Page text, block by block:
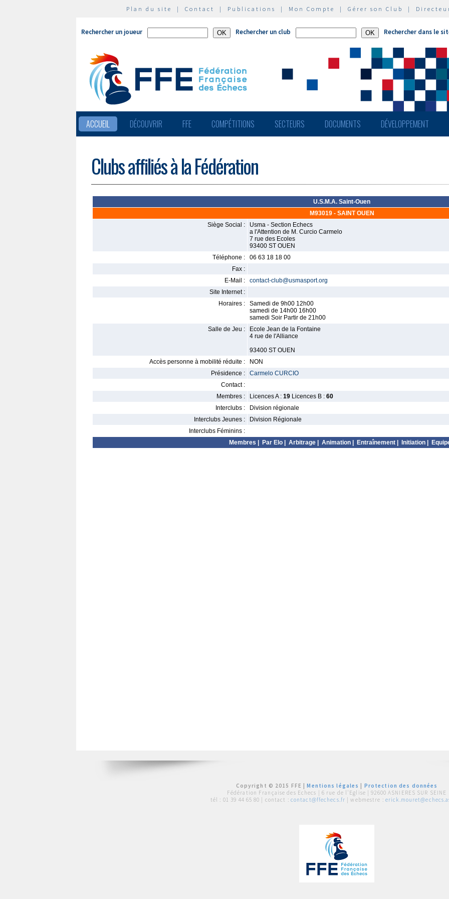
Plan du site | Contact | Publications | Mon Compte | Gérer son Club |
Rechercher un joueur Rechercher un club Rechercher dans le
ACCUEIL DÉCOUVRIR FFE COMPÉTITIONS SECTEURS DOCUMENTS DÉVELOPPEMENT
Clubs affiliés à la Fédération
U.S.M.A. Saint-Ouen
M93019 - SAINT OUEN
Siège Social :
Usma - Section Echecs
a l'Attention de M. Curcio Carmelo
7 rue des Ecoles
93400 ST OUEN
Téléphone :
06 63 18 18 00
Fax :
E-Mail :
contact-club@usmasport.org
Site Internet :
Horaires :
Samedi de 9h00 12h00
samedi de 14h00 16h00
samedi Soir Partir de 21h00
Salle de Jeu :
Ecole Jean de la Fontaine
4 rue de l'Alliance
93400 ST OUEN
Accès personne à mobilité réduite :
NON
Présidence :
Carmelo CURCIO
Contact :
Membres :
Licences A : 19 Licences B : 60
Interclubs :
Division régionale
Interclubs Jeunes :
Division Régionale
Interclubs Féminins :
Membres
Par Elo Arbitrage Animation Entraînement Initiation
Copyright © 2015 FFE |Mentions légales
Protection des données
Fédération Française des Echecs | 6 rue de l'Eglise | 92600 ASNIERES SUR SEINE
tél : 01 39 44 65 80 | contact : contact@ffechecs.fr | webmestre :